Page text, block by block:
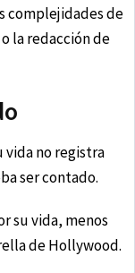
complejidades de
la redacción de
vida no registra
ser contado.
su vida, menos
de Hollywood.